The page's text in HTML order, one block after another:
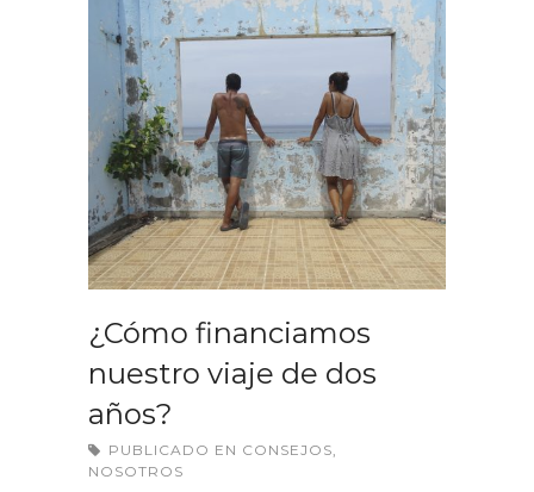
¿Cómo financiamos
nuestro viaje de dos
años?
PUBLICADO EN CONSEJOS
NOSOTROS